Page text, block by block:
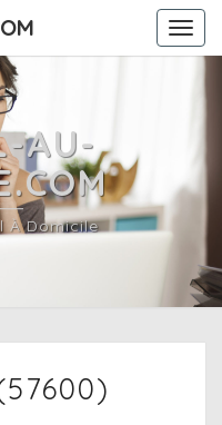
AU-
À Domicile